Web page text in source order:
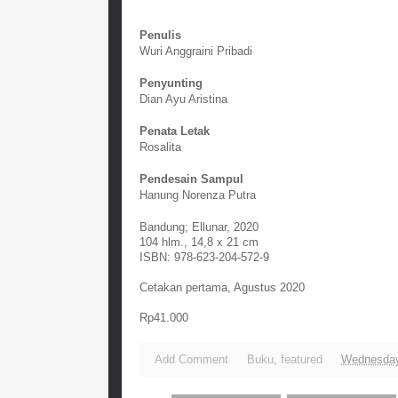
Penulis
Wuri Anggraini Pribadi
Penyunting
Dian Ayu Aristina
Penata Letak
Rosalita
Pendesain Sampul
Hanung Norenza Putra
Bandung; Ellunar, 2020
104 hlm., 14,8 x 21 cm
ISBN: 978-623-204-572-9
Cetakan pertama, Agustus 2020
Rp41.000
Add Comment Buku featured